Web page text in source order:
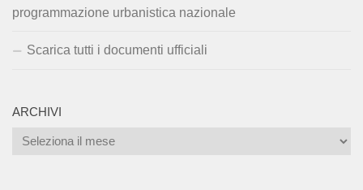
programmazione urbanistica nazionale
Scarica tutti i documenti ufficiali
ARCHIVI
Archivi